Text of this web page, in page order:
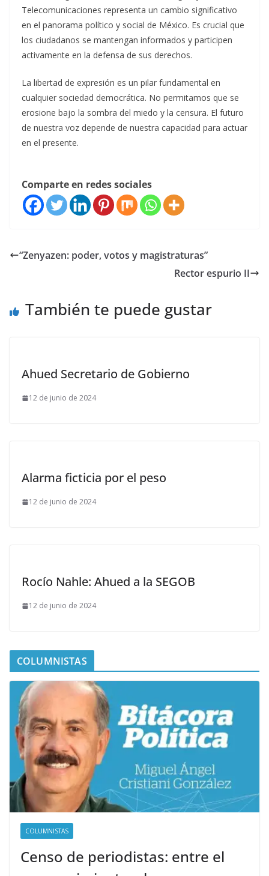
Telecomunicaciones representa un cambio significativo
en el panorama político y social de México. Es crucial que
los ciudadanos se mantengan informados y participen
activamente en la defensa de sus derechos.
La libertad de expresión es un pilar fundamental en
cualquier sociedad democrática. No permitamos que se
erosione bajo la sombra del miedo y la censura. El futuro
de nuestra voz depende de nuestra capacidad para actuar
en el presente.
Comparte en redes sociales
“Zenyazen: poder, votos y magistraturas”
Rector espurio II
También te puede gustar
Ahued Secretario de Gobierno
12 de junio de 2024
Alarma ficticia por el peso
12 de junio de 2024
Rocío Nahle: Ahued a la SEGOB
12 de junio de 2024
COLUMNISTAS
COLUMNISTAS
Censo de periodistas: entre el